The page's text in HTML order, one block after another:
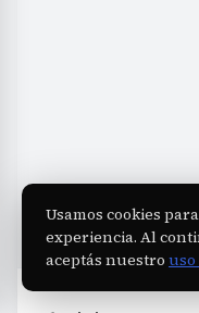
Usamos cookies
experiencia. Al
aceptás nuestro uso